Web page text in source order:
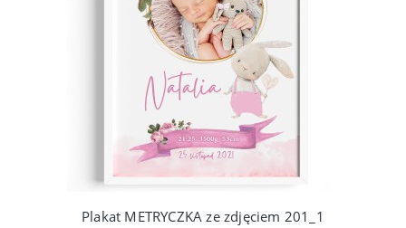
Plakat METRYCZKA ze zdjęciem 201_1